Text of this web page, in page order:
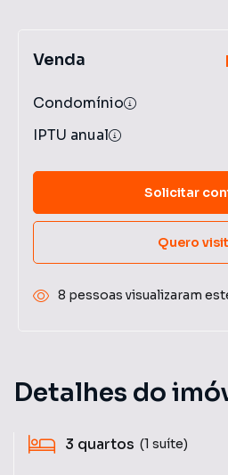
Detalhes do
3 quartos (1 suíte)
Venda
Condomínio
IPTU anual
Solicitar
Quero
8 pessoas visualizaram